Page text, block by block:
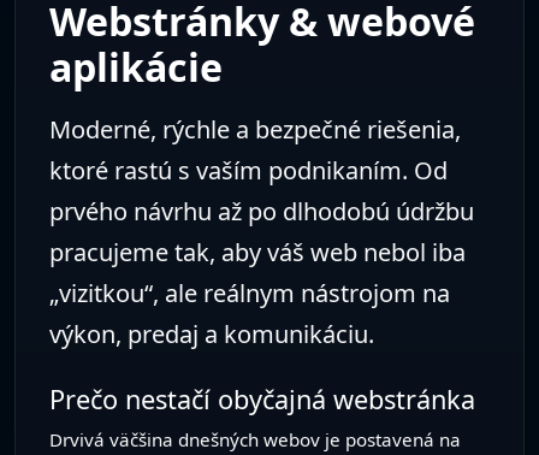
AI asistenti &
automatizácia
Navrhujeme a implementujeme AI
asistentov, ktorí odpovedajú na otázky,
uľahčujú komunikáciu so zákazníkmi a
automatizujú opakujúce sa úlohy. Od
prvého nápadu až po reálne nasadenie
do praxe nastavíme riešenie tak, aby
šetrilo čas, minimalizovalo rutinu a
prinášalo reálnu pridanú hodnotu.